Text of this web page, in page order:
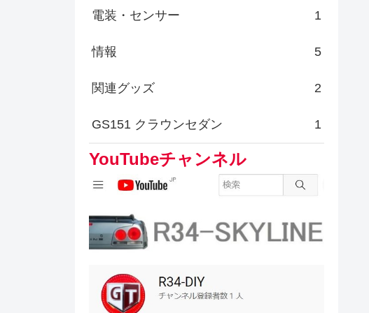
電装・センサー 1
情報 5
関連グッズ 2
GS151 クラウンセダン 1
YouTubeチャンネル